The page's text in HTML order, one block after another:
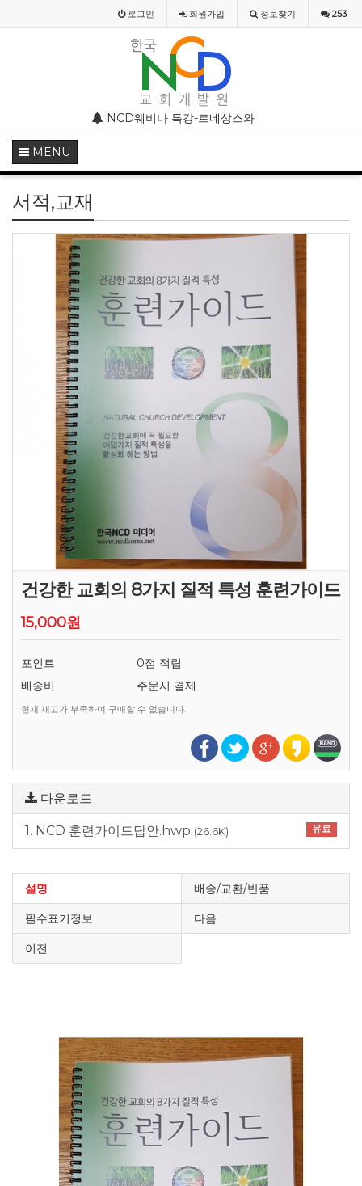
로그인 회원가입 정보찾기 253
NCD웨비나 특강-르네상스와 종교개혁기의 기독교미술 NCD웨비나(WEBINAR) 2020
MENU
서적,교재
건강한 교회의 8가지 질적 특성 훈련가이드
15,000원
포인트
0점 적립
배송비
주문시 결제
현재 재고가 부족하여 구매할 수 없습니다.
다운로드
1. NCD 훈련가이드답안.hwp (26.6K) 유료
설명 배송/교환/반품
필수표기정보 다음
이전